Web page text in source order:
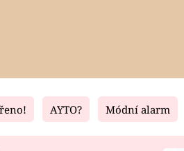
Living
AYTO? Módní alarm